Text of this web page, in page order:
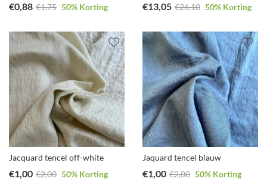
€0,88 €1,75 50% Korting €13,05 €26,10 50% Korting
Jacquard tencel off-white
€1,00 €2,00 50% Korting
Jaquard tencel blauw
€1,00 €2,00 50% Korting